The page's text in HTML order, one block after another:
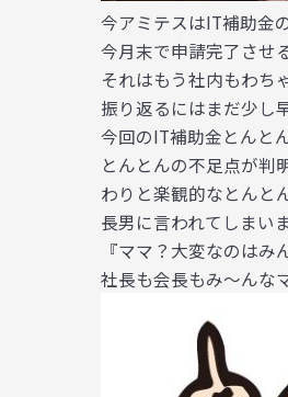
今アミテスはIT補助金
今月末で申請完了させ
それはもう社内もわち
振り返るにはまだ少し
今回のIT補助金とんと
とんとんの不足点が判
わりと楽観的なとんと
長男に言われてしまい
『ママ？大変なのはみ
社長も会長もみ～んな